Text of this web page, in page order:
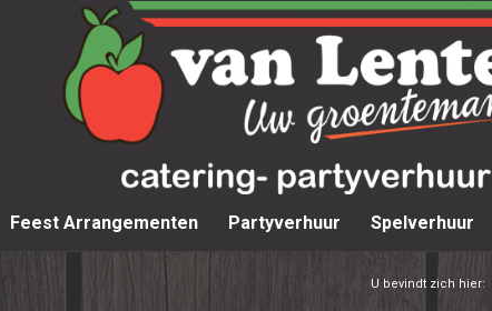
Feest Arrangementen Partyverhuur Spelverhuur
U bevindt zich hier: